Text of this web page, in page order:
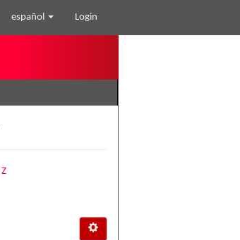
español Login
Z